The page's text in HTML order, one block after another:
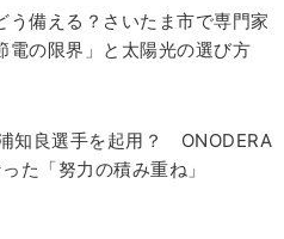
う備える？さいたま市で専門家
電の限界」と太陽光の選び方
知良選手を起用？ ONODERA
た「努力の積み重ね」